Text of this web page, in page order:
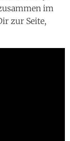
im
zur Seite,